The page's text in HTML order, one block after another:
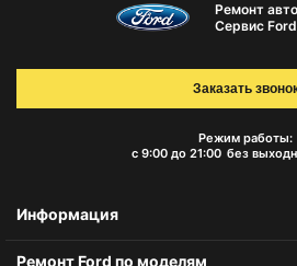
Ремонт
Сервис
Режим работы:
с 9:00 до 21:00 без
Заказать
Информация
Ремонт Ford по моделям